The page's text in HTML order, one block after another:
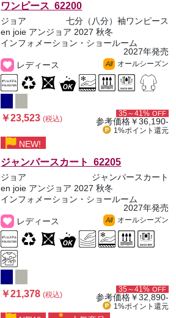
ワンピース 62200
ジョア
七分（八分）袖ワンピース
en joie アンジョア 2027 秋冬
インフォメーション・ショールーム
2027年発売
レディース
All オールシーズン
￥23,523(税込)
35～41% OFF
参考価格￥36,190-
1%ポイント 還元
NEW!
ジャンパースカート 62205
ジョア
ジャンパースカート
en joie アンジョア 2027 秋冬
インフォメーション・ショールーム
2027年発売
レディース
All オールシーズン
￥21,378(税込)
35～41% OFF
参考価格￥32,890-
1%ポイント 還元